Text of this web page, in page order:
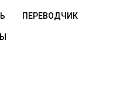
ПЕРЕВОДЧИК